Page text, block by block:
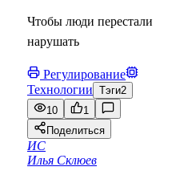
Чтобы люди перестали
нарушать
Регулирование
Технологии Тэги2
10
1
Поделиться
ИС
Илья Склюев